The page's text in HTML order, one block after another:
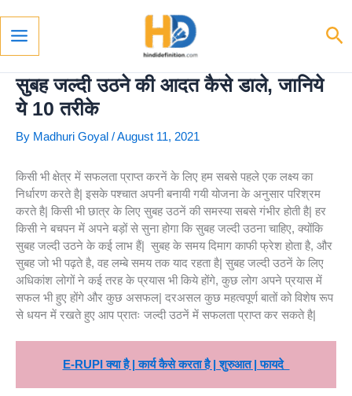
Content
Main
Menu
सुबह जल्दी उठने की आदत कैसे डाले, जानिये
ये 10 तरीके
By Madhuri Goyal /August 11, 2021
किसी भी क्षेत्र में सफलता प्राप्त करनें के लिए हम सबसे पहले एक लक्ष्य का
निर्धारण करते है| इसके पश्चात अपनी बनायी गयी योजना के अनुसार परिश्रम
करते है| किसी भी छात्र के लिए सुबह उठनें की समस्या सबसे गंभीर होती है| हर
किसी ने बचपन में अपने बड़ों से सुना होगा कि सुबह जल्दी उठना चाहिए, क्योंकि
सुबह जल्दी उठने के कई लाभ हैं| सुबह के समय दिमाग काफी फ्रेश होता है, और
सुबह जो भी पढ़ते है, वह लम्बे समय तक याद रहता है| सुबह जल्दी उठनें के लिए
अधिकांश लोगों ने कई तरह के प्रयास भी किये होंगे, कुछ लोग अपने प्रयास में
सफल भी हुए होंगे और कुछ असफल| दरअसल कुछ महत्वपूर्ण बातों को विशेष रूप
से धयन में रखते हुए आप प्रातः जल्दी उठनें में सफलता प्राप्त कर सकते है|
E-RUPI क्या है | कार्य कैसे करता है | शुरुआत | फायदे